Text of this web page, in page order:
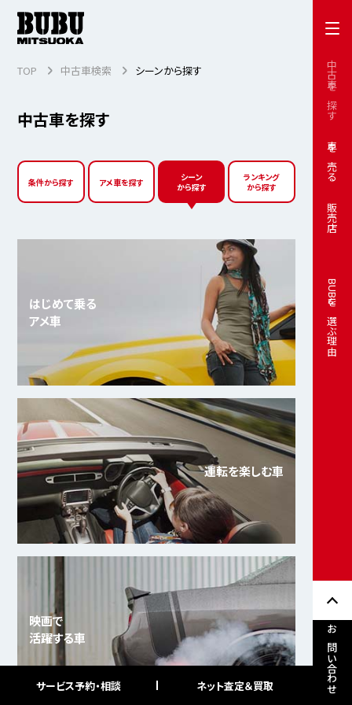
中古車を探す
車を売る
販売店
BUBUを選ぶ理由
お問い合わせ
中古車を探す
TOP 中古車検索 シーンから探す
条件から探す アメ車を探す
シーン
から探す
ランキング
から探す
はじめて乗る
アメ車
運転を楽しむ車
映画で
活躍する車
サービス予約・相談 ネット査定＆買取